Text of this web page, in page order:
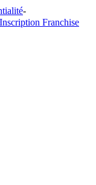
-
Inscription Franchise